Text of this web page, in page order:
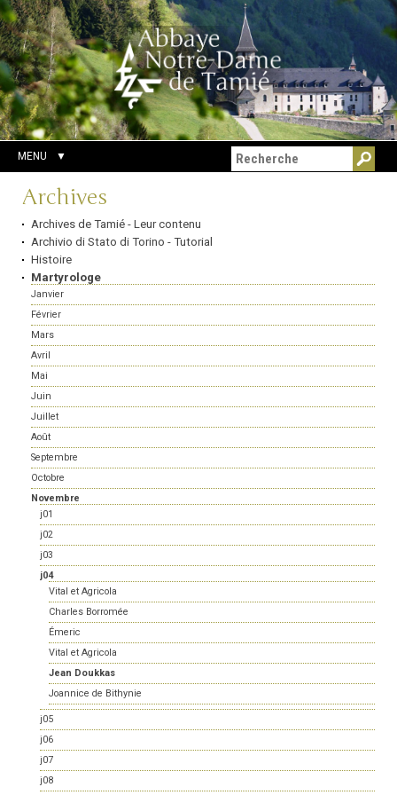
Aller
au
contenu.
|
Aller
à
la
navigation
Outils
personnels
Chercher par
Recherche
avancée…
MENU
Navigation
Archives
Archives de Tamié - Leur contenu
Archivio di Stato di Torino - Tutorial
Histoire
Martyrologe
Janvier
Février
Mars
Avril
Mai
Juin
Juillet
Août
Septembre
Octobre
Novembre
j01
j02
j03
j04
Vital et Agricola
Charles Borromée
Émeric
Vital et Agricola
Jean Doukkas
Joannice de Bithynie
j05
j06
j07
j08